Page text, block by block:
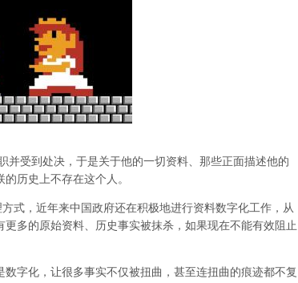
并受到处决，于是关于他的一切资料、那些正面描述他的
历史上不存在这个人。
式，近年来中国政府还在积极地进行资料数字化工作，从
多的原始资料、历史事实被抹杀，如果现在不能有效阻止
字化，让很多事实不仅被扭曲，甚至连扭曲的痕迹都不复